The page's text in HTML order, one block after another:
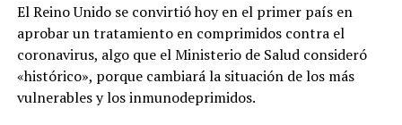
El Reino Unido se convirtió hoy en el primer país en
aprobar un tratamiento en comprimidos contra el
coronavirus, algo que el Ministerio de Salud consideró
«histórico», porque cambiará la situación de los más
vulnerables y los inmunodeprimidos.